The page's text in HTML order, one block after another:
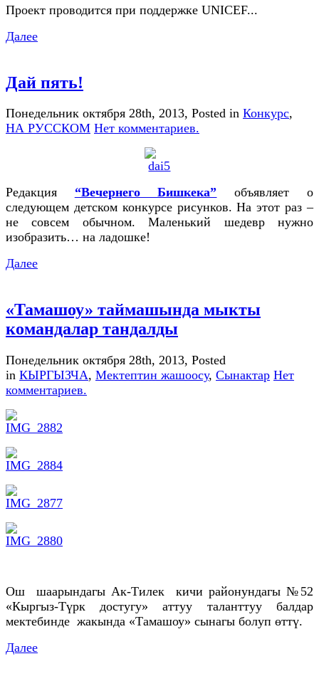
Проект проводится при поддержке UNICEF...
Далее
Дай пять!
Понедельник октября 28th, 2013, Posted in Конкурс,
НА РУССКОМ Нет комментариев.
Редакция “Вечернего Бишкека” объявляет о
следующем детском конкурсе рисунков. На этот раз –
не совсем обычном. Маленький шедевр нужно
изобразить… на ладошке!
Далее
«Тамашоу» таймашында мыкты
командалар тандалды
Понедельник октября 28th, 2013, Posted
in КЫРГЫЗЧА, Мектептин жашоосу, Сынактар Нет
комментариев.
Ош шаарындагы Ак-Тилек кичи районундагы №52
«Кыргыз-Түрк достугу» аттуу таланттуу балдар
мектебинде жакында «Тамашоу» сынагы болуп өттү.
Далее